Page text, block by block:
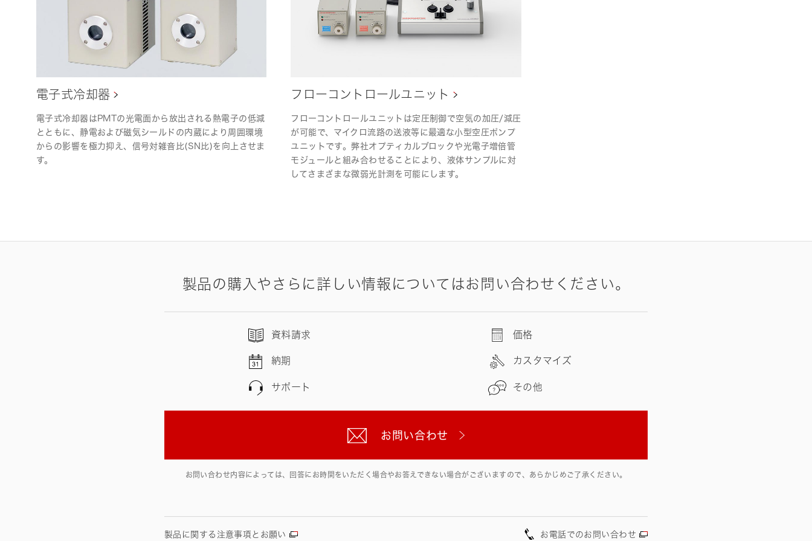
電子式冷却器
電子式冷却器はPMTの光電面から放出される熱電子の低減
とともに、静電および磁気シールドの内蔵により周囲環境
からの影響を極力抑え、信号対雑音比(SN比)を向上させま
す。
フローコントロールユニット
フローコントロールユニットは定圧制御で空気の加圧/減圧
が可能で、マイクロ流路の送液等に最適な小型空圧ポンプ
ユニットです。弊社オプティカルブロックや光電子増倍管
モジュールと組み合わせることにより、液体サンプルに対
してさまざまな微弱光計測を可能にします。
製品の購入やさらに詳しい情報についてはお問い合わせください。
資料請求 価格
納期 カスタマイズ
サポート その他
お問い合わせ
お問い合わせ内容によっては、回答にお時間をいただく場合やお答えできない場合がございますので、あらかじめご了承ください。
製品に関する注意事項とお願い お電話でのお問い合わせ